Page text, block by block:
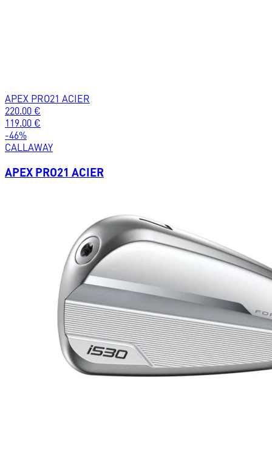
APEX PRO21 ACIER
220.00 €
119.00 €
-46%
CALLAWAY
APEX PRO21 ACIER